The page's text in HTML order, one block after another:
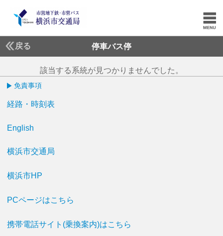
戻る 停車バス停
該当する系統が見つかりませんでした。
免責事項
経路・時刻表
English
横浜市交通局
横浜市HP
PCページはこちら
携帯電話サイト(乗換案内)はこちら